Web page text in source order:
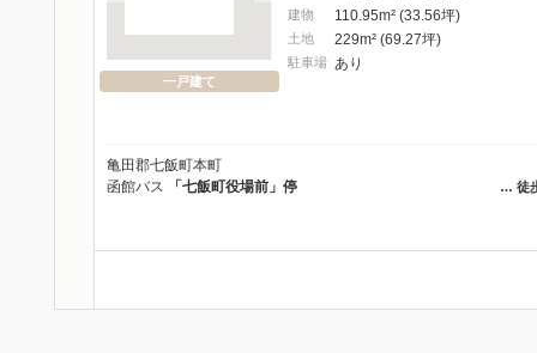
一戸建て
建物 110.95m² (33.56坪)
土地 229m² (69.27坪)
駐車場 あり
亀田郡七飯町本町
… 徒
函館バス 「七飯町役場前」停